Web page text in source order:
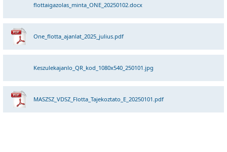
flottaigazolas_minta_ONE_20250102.docx
One_flotta_ajanlat_2025_julius.pdf
Keszulekajanlo_QR_kod_1080x540_250101.jpg
MASZSZ_VDSZ_Flotta_Tajekoztato_E_20250101.pdf